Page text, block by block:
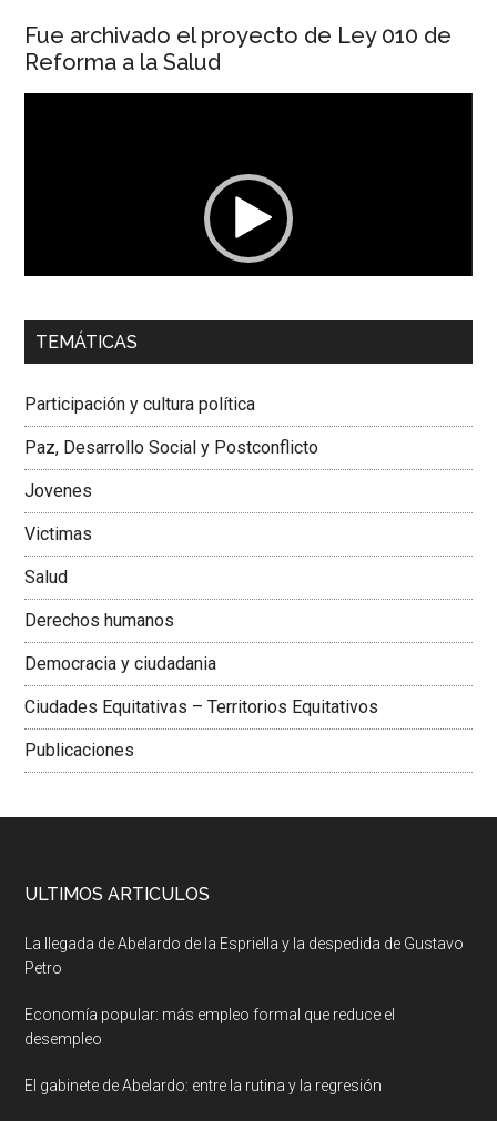
Fue archivado el proyecto de Ley 010 de
Reforma a la Salud
00:00 01:04
Dra. Carolina Corcho Mejía,Presidenta Corporación
Colombiana
TEMÁTICAS
Participación y cultura política
Paz, Desarrollo Social y Postconflicto
Jovenes
Victimas
Salud
Derechos humanos
Democracia y ciudadania
Ciudades Equitativas – Territorios Equitativos
Publicaciones
ULTIMOS ARTICULOS
La llegada de Abelardo de la Espriella y la despedida de Gustavo
Petro
Economía popular: más empleo formal que reduce el
desempleo
El gabinete de Abelardo: entre la rutina y la regresión